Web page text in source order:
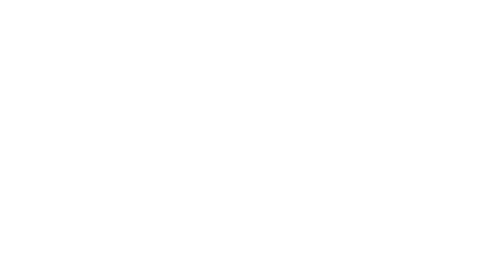
su vestimenta era impecable, al punto de
en la mujer, aunque fue tan rápido, que creí